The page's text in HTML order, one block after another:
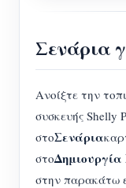
Σενάρια
Ανοίξτε την
συσκευής Shelly
στοΣενάρια
στοΔημιουργία
στην παρακάτω